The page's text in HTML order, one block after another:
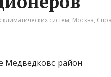
систем, Москва,
Медведково район